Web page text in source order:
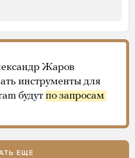
Жаров
инструменты для
будут по запросам
ЕЩЕ